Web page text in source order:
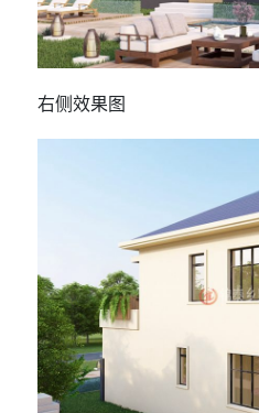
右侧效果图